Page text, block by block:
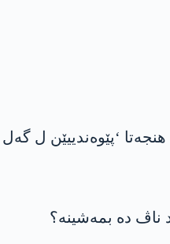
‘پێوەندییێن ل گەل
ناڤ دە بمەشینە؟